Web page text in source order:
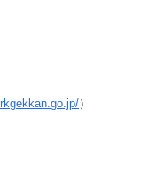
）